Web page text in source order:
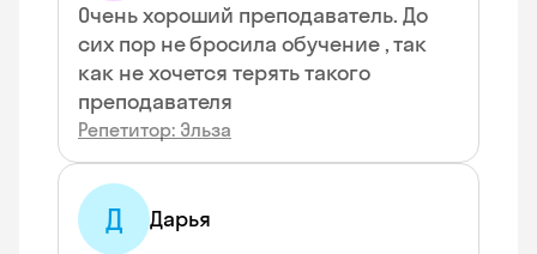
Очень хороший преподаватель. До
сих пор не бросила обучение , так
как не хочется терять такого
преподавателя
Репетитор: Эльза
Д
Дарья